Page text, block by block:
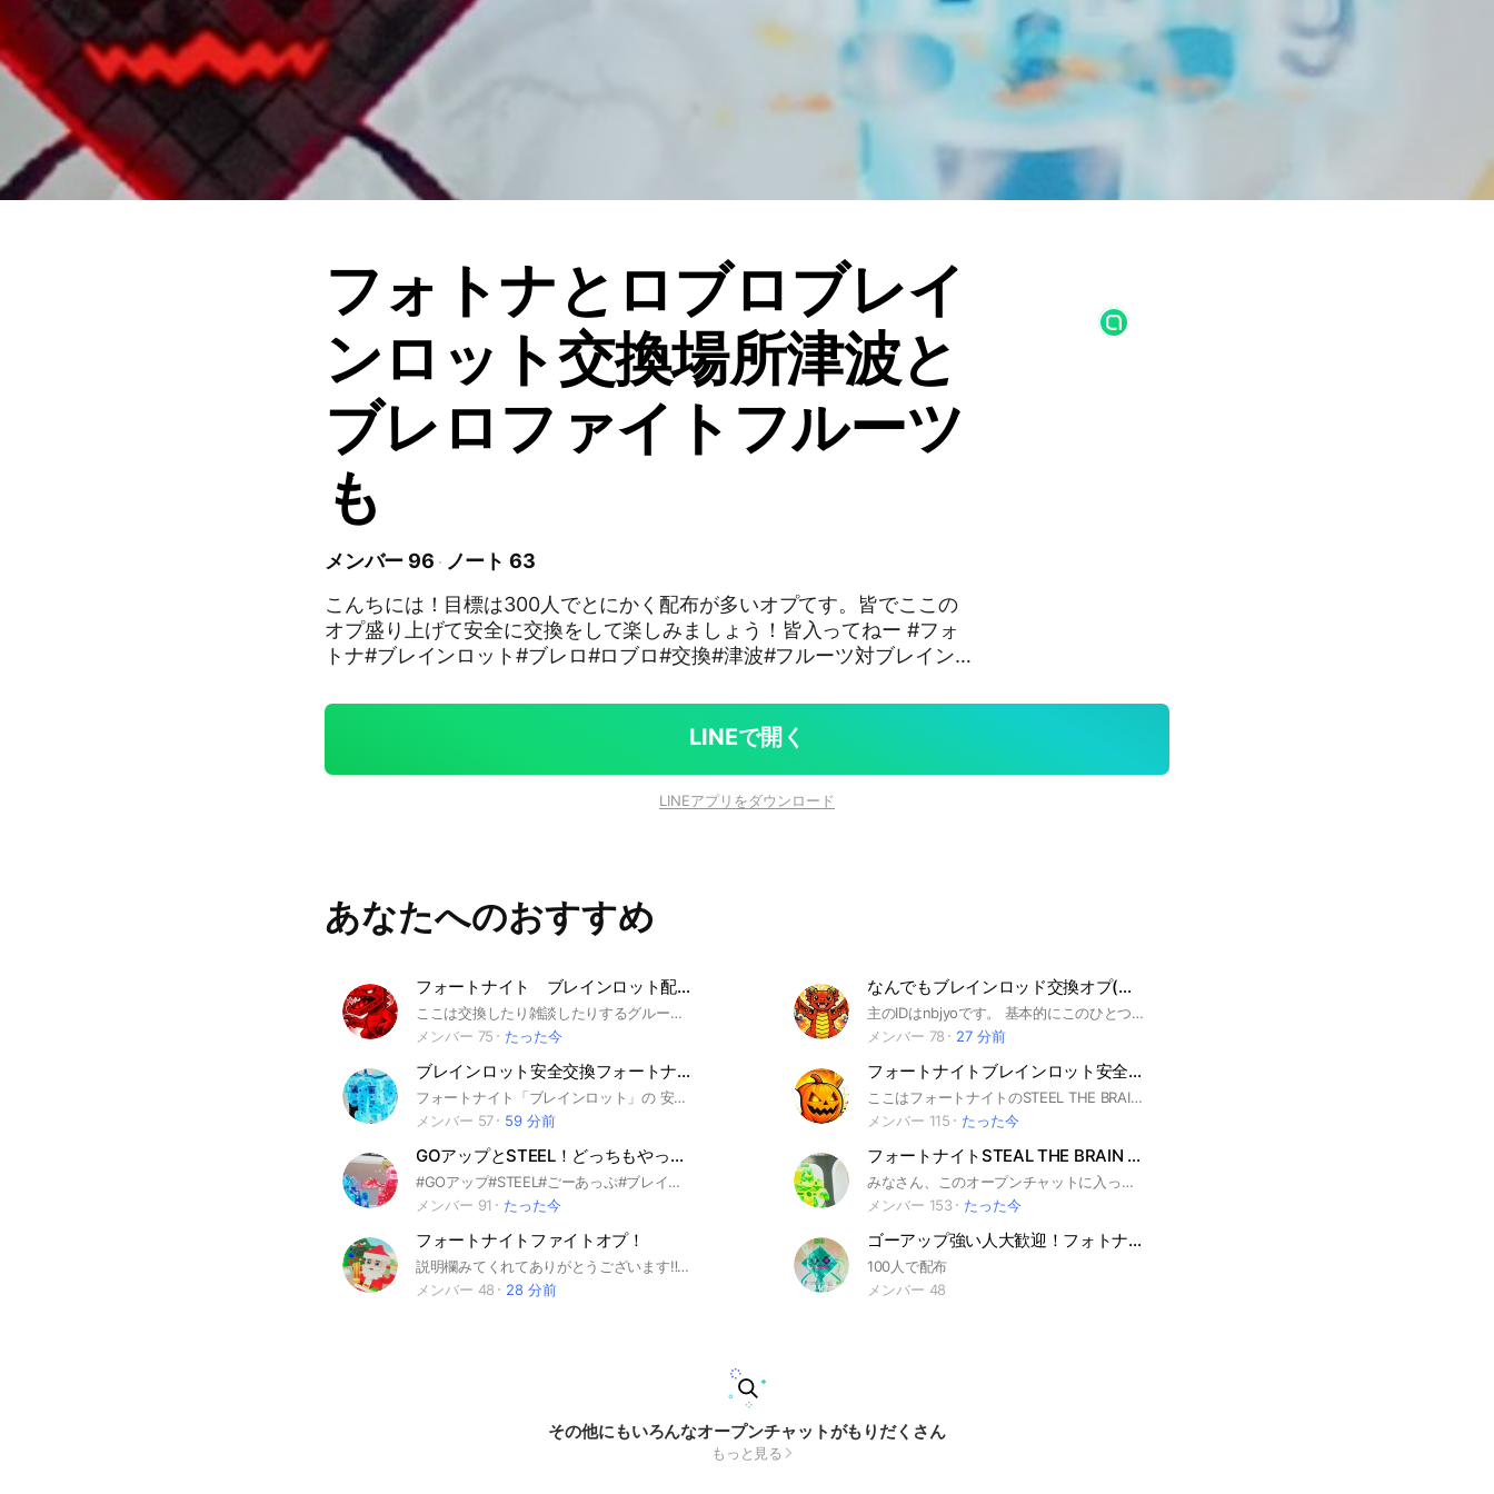
フォトナとロブロブレイ
ンロット交換場所津波と
ブレロファイトフルーツ
も
メンバー 96
ノート 63
こんちには！目標は300人でとにかく配布が多いオプてす。皆でここの
オプ盛り上げて安全に交換をして楽しみましょう！皆入ってねー #フォ
トナ#ブレインロット#ブレロ#ロブロ#交換#津波#フルーツ対ブレイン
LINEで開く
LINEアプリをダウンロード
あなたへのおすすめ
フォートナイト ブレインロット配布あり！雑誌⭕️！！
ここは交換したり雑談したりするグループだよ！！ 詐欺なし！みんな楽しもう！！ #フォートナ #ブレインロット #Fortnite #ブレロ #フォートナイト
メンバー 75
たった今
なんでもブレインロッド交換オプ(こう主)
主のIDはnbjyoです。 基本的にこのひとつのアカウントのみで活動しています。 交換する写真を載せる場合必ずIDを写してください。 私のオプを宣伝するのは勝手ですが、ここのオプは宣伝禁止です。相互もやめて欲しい 配布の予定もないですね。 配布目的好きじゃないので このオプは仲介必須にする予定です。 怖いなら別オプへどうぞ！ #Fortnite #ふぉとな #フォトナ #ブレインロッド #Brain rod #フォートナイト #ぶれろ #ブレロ #仲介 #交換
メンバー 78
27 分前
ブレインロット安全交換フォートナイト
フォートナイト「ブレインロット」の 安全な交換・取引専用オープンチャットです。 【ルール】 ・先出しの強要は禁止 ・仲介推奨（管理人または信頼できる人） ・同時交換でも不安がある場合は無理に取引しない ・詐欺行為／詐欺発言は即BAN ・暴言、煽り、荒らし禁止 【注意】 ・交換はすべて自己責任 ・少しでも怪しいと感じたら取引中止OK 初心者も歓迎です。 ルールを守って、気持ちのいい取引をしましょう。 ※管理人は詐欺を推奨・容認しません。 安全第一で運営しています。
メンバー 57
59 分前
フォートナイトブレインロット安全な交換！
ここはフォートナイトのSTEEL THE BRAIUROTをやってる人達が集まり交換し、自慢し合うオプです！ 次は150人で配布します！盗む人はどっか行けー！詐欺などば絶対にしないでください。 #フォートナイト#Fortnite#フォトナ#ブレインロット#安全#配布#交換
メンバー 115
たった今
GOアップとSTEEL！どっちもやってるよ##ブレインロット#交換#配布#交換
#GOアップ#STEEL#ごーあっぷ#ブレインロット交換したり情報共有したりしよう！#ブレインロット#フォートナイト#フォトナ#おすすめ#詐欺なし#配布#
メンバー 91
たった今
フォートナイトSTEAL THE BRAIN ROT交換なんでも！
みなさん、このオープンチャットに入ってくれてありがとうございます！ フォートナイト版 STEAL THE BRAIN ROT の交換、情報を共有するオプです👍 🔁交換OK｜📢情報共有OK みんなで楽しく盛り上げていきましょう！ 🎁激アツ配布あり🔥 宣伝も協力してくれると助かります！ （※無断宣伝は禁止です） 【ルール】 詐欺、無断宣伝、即抜け、荒らし、下ネタ❌ ↑ルールを守ってね！ 【今後の配布予定】 400人 通ドラ配布 500人 イベドラ、またはイベ蜘蛛配布 ※たまに臨時配布もあり👀 #フォートナイト #ブレインロット #フォトナ #ブレロ #フォートナイトブレインロット #フォトナブレロ #交換 #雑談 #スティールザブレインロット #仲良く #楽しむ
メンバー 153
たった今
フォートナイトファイトオプ！
説明欄みてくれてありがとうございます‼️ 🟣ここはフォートナイトのブレインロットオプです！ 仲介での詐欺被害0！ルール徹底オプです ブレインロットについて話したり、交換したりしましょう！ 🟢人数が増えたら配布もあるかも⁉️ •アイコン無し、初期アイコンは無しです •規約に触れることもなしでお願いします それでは中で待ってます！ 是非是非入ってね〜 #フォトナ #フォートナイト #ブレインロット
メンバー 48
28 分前
ゴーアップ強い人大歓迎！フォトナファイト スティール ゴーアップ交換所 100人でイベドラ配布
100人で配布
メンバー 48
その他にもいろんなオープンチャットがもりだくさん
もっと見る